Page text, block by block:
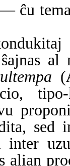
ĉu
(
sed
inter
alian